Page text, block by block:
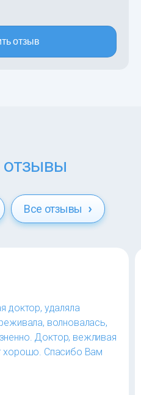
отзыв
отзывы
Все отзывы
доктор, удаляла
волновалась,
Доктор, вежливая
хорошо. Спасибо Вам